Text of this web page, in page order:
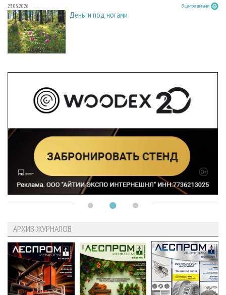
23.03.2026 В центре внимания
Деньги под ногами
АРХИВ ЖУРНАЛОВ